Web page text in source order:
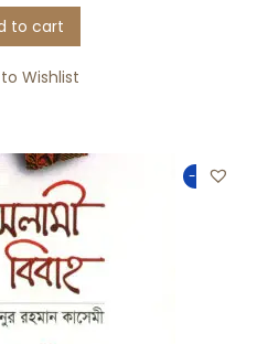
to cart
Wishlist
-50%